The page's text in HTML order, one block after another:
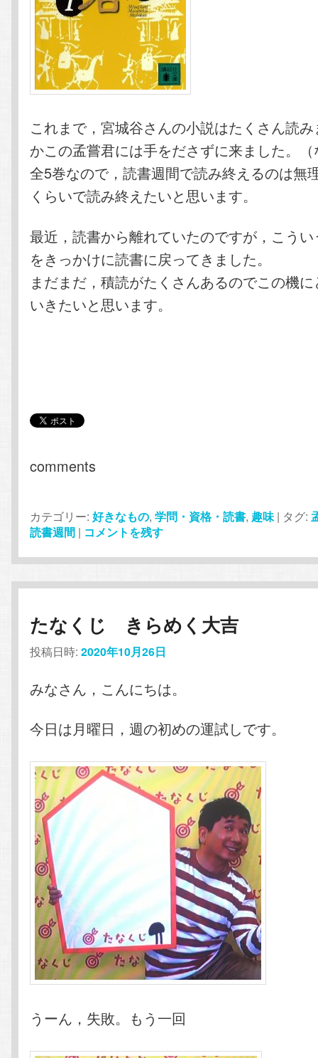
これまで，宮城谷さんの小説はたくさん読
かこの孟嘗君には手をださずに来ました。
全5巻なので，読書週間で読み終えるのは無
くらいで読み終えたいと思います。
最近，読書から離れていたのですが，こう
をきっかけに読書に戻ってきました。
まだまだ，積読がたくさんあるのでこの機
いきたいと思います。
comments
カテゴリー: 好きなもの,学問・資格・読書, 趣味 | タグ:
読書週間 | コメントを残す
たなくじ きらめく大吉
投稿日時:2020年10月26日
みなさん，こんにちは。
今日は月曜日，週の初めの運試しです。
うーん，失敗。もう一回